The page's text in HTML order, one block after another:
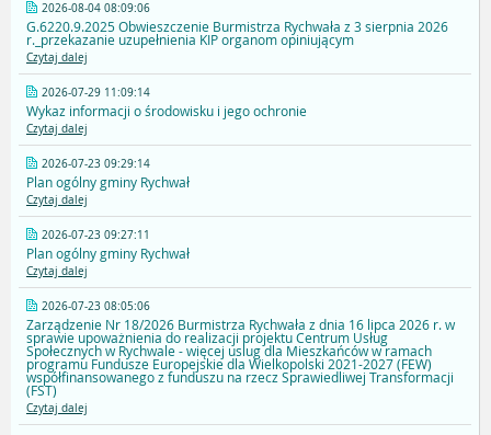
2026-08-04 08:09:06
G.6220.9.2025 Obwieszczenie Burmistrza Rychwała z 3 sierpnia 2026
r._przekazanie uzupełnienia KIP organom opiniującym
Czytaj dalej
2026-07-29 11:09:14
Wykaz informacji o środowisku i jego ochronie
Czytaj dalej
2026-07-23 09:29:14
Plan ogólny gminy Rychwał
Czytaj dalej
2026-07-23 09:27:11
Plan ogólny gminy Rychwał
Czytaj dalej
2026-07-23 08:05:06
Zarządzenie Nr 18/2026 Burmistrza Rychwała z dnia 16 lipca 2026 r. w
sprawie upoważnienia do realizacji projektu Centrum Usług
Społecznych w Rychwale - więcej uslug dla Mieszkańców w ramach
programu Fundusze Europejskie dla Wielkopolski 2021-2027 (FEW)
współfinansowanego z funduszu na rzecz Sprawiedliwej Transformacji
(FST)
Czytaj dalej